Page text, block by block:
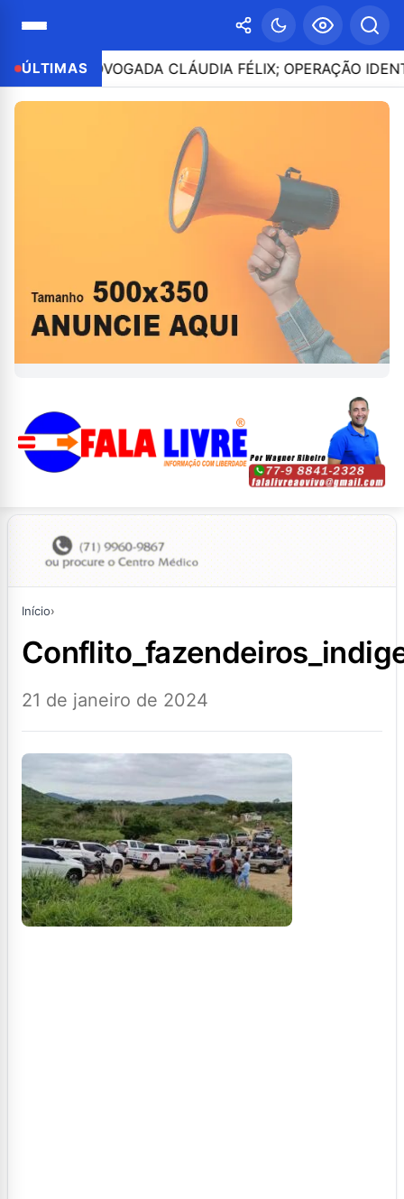
ÚLTIMAS
DA ADVOGADA CLÁUDIA FÉLIX; OPERAÇÃO
Início›
21 de janeiro de 2024